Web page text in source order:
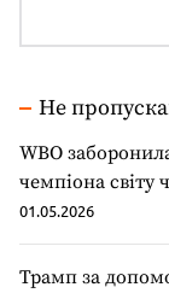
Не
WBO
чемпіона світу
01.05.2026
Трамп за